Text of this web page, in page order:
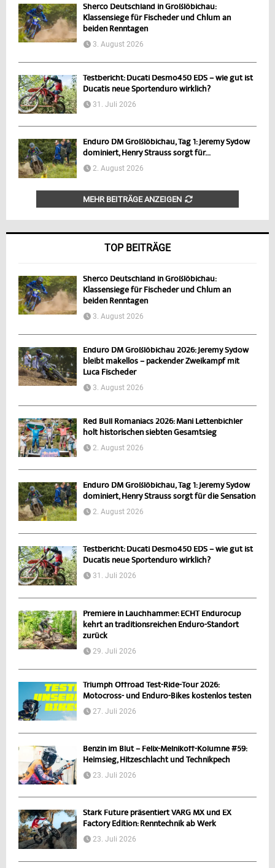
Sherco Deutschland in Großlöbichau:
Klassensiege für Fischeder und Chlum an
beiden Renntagen
3. August 2026
Testbericht: Ducati Desmo450 EDS – wie gut ist
Ducatis neue Sportenduro wirklich?
31. Juli 2026
Enduro DM Großlöbichau, Tag 1: Jeremy Sydow
dominiert, Henry Strauss sorgt für...
2. August 2026
MEHR BEITRÄGE ANZEIGEN
TOP BEITRÄGE
Sherco Deutschland in Großlöbichau:
Klassensiege für Fischeder und Chlum an
beiden Renntagen
3. August 2026
Enduro DM Großlöbichau 2026: Jeremy Sydow
bleibt makellos – packender Zweikampf mit
Luca Fischeder
3. August 2026
Red Bull Romaniacs 2026: Mani Lettenbichler
holt historischen siebten Gesamtsieg
2. August 2026
Enduro DM Großlöbichau, Tag 1: Jeremy Sydow
dominiert, Henry Strauss sorgt für die Sensation
2. August 2026
Testbericht: Ducati Desmo450 EDS – wie gut ist
Ducatis neue Sportenduro wirklich?
31. Juli 2026
Premiere in Lauchhammer: ECHT Endurocup
kehrt an traditionsreichen Enduro-Standort
zurück
29. Juli 2026
Triumph Offroad Test-Ride-Tour 2026:
Motocross- und Enduro-Bikes kostenlos testen
27. Juli 2026
Benzin im Blut – Felix-Melnikoff-Kolumne #59:
Heimsieg, Hitzeschlacht und Technikpech
23. Juli 2026
Stark Future präsentiert VARG MX und EX
Factory Edition: Renntechnik ab Werk
23. Juli 2026